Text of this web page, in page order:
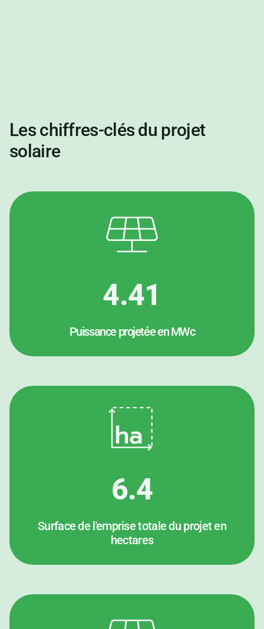
Leschiffres-clésdu projet
solaire
4.41
Puissance projetée en MWc
6.4
Surface de l'emprise totale du projet en
hectares